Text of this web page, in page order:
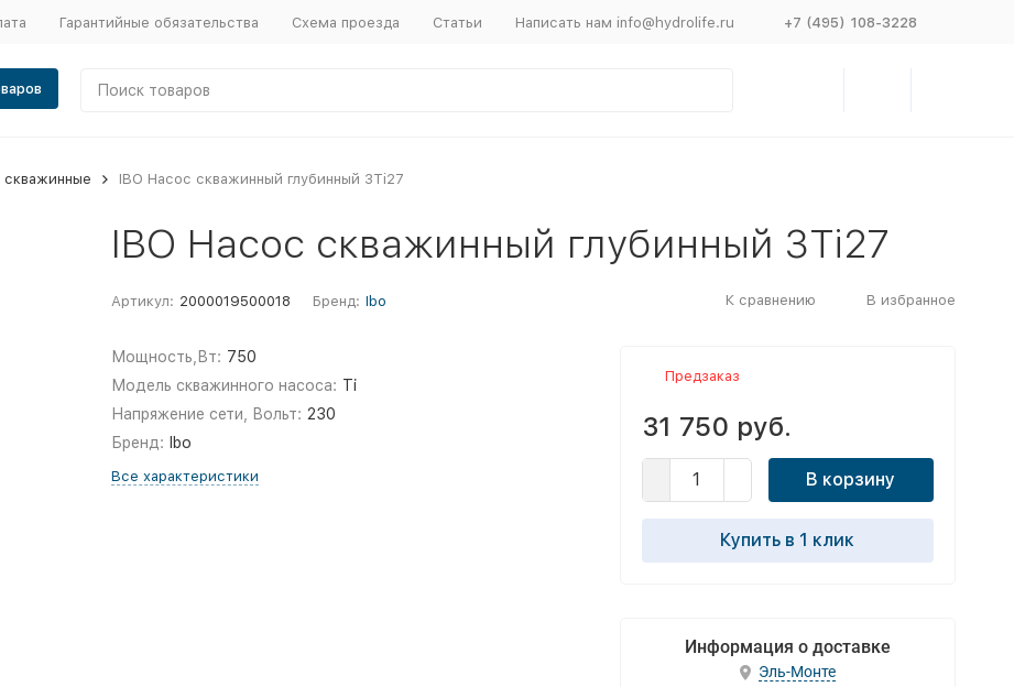
Гарантийные обязательства Схема проезда Статьи Написать нам info@hydrolife.ru +7 (495) 108-3228
IBO Насос скважинный глубинный 3Ti27
IBO Насос скважинный глубинный 3Ti27
Артикул: 2000019500018 Бренд: Ibo К сравнению В избранное
Мощность,Вт: 750
Модель скважинного насоса: Ti
Напряжение сети, Вольт: 230
Бренд:
Ibo
Все характеристики
Предзаказ
31 750 руб.
В корзину
Купить в 1 клик
Информация о доставке
Эль-Монте